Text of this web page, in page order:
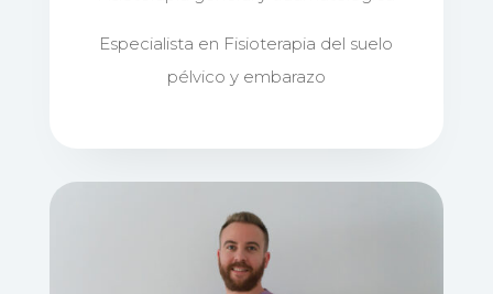
Especialista en Fisioterapia del suelo
pélvico y embarazo